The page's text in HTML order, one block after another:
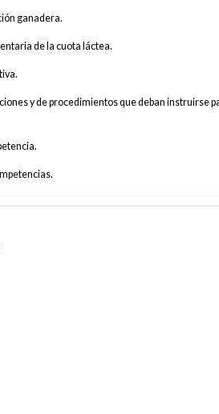
ganadera.
de la cuota láctea.
y de procedimientos que deban instruirse